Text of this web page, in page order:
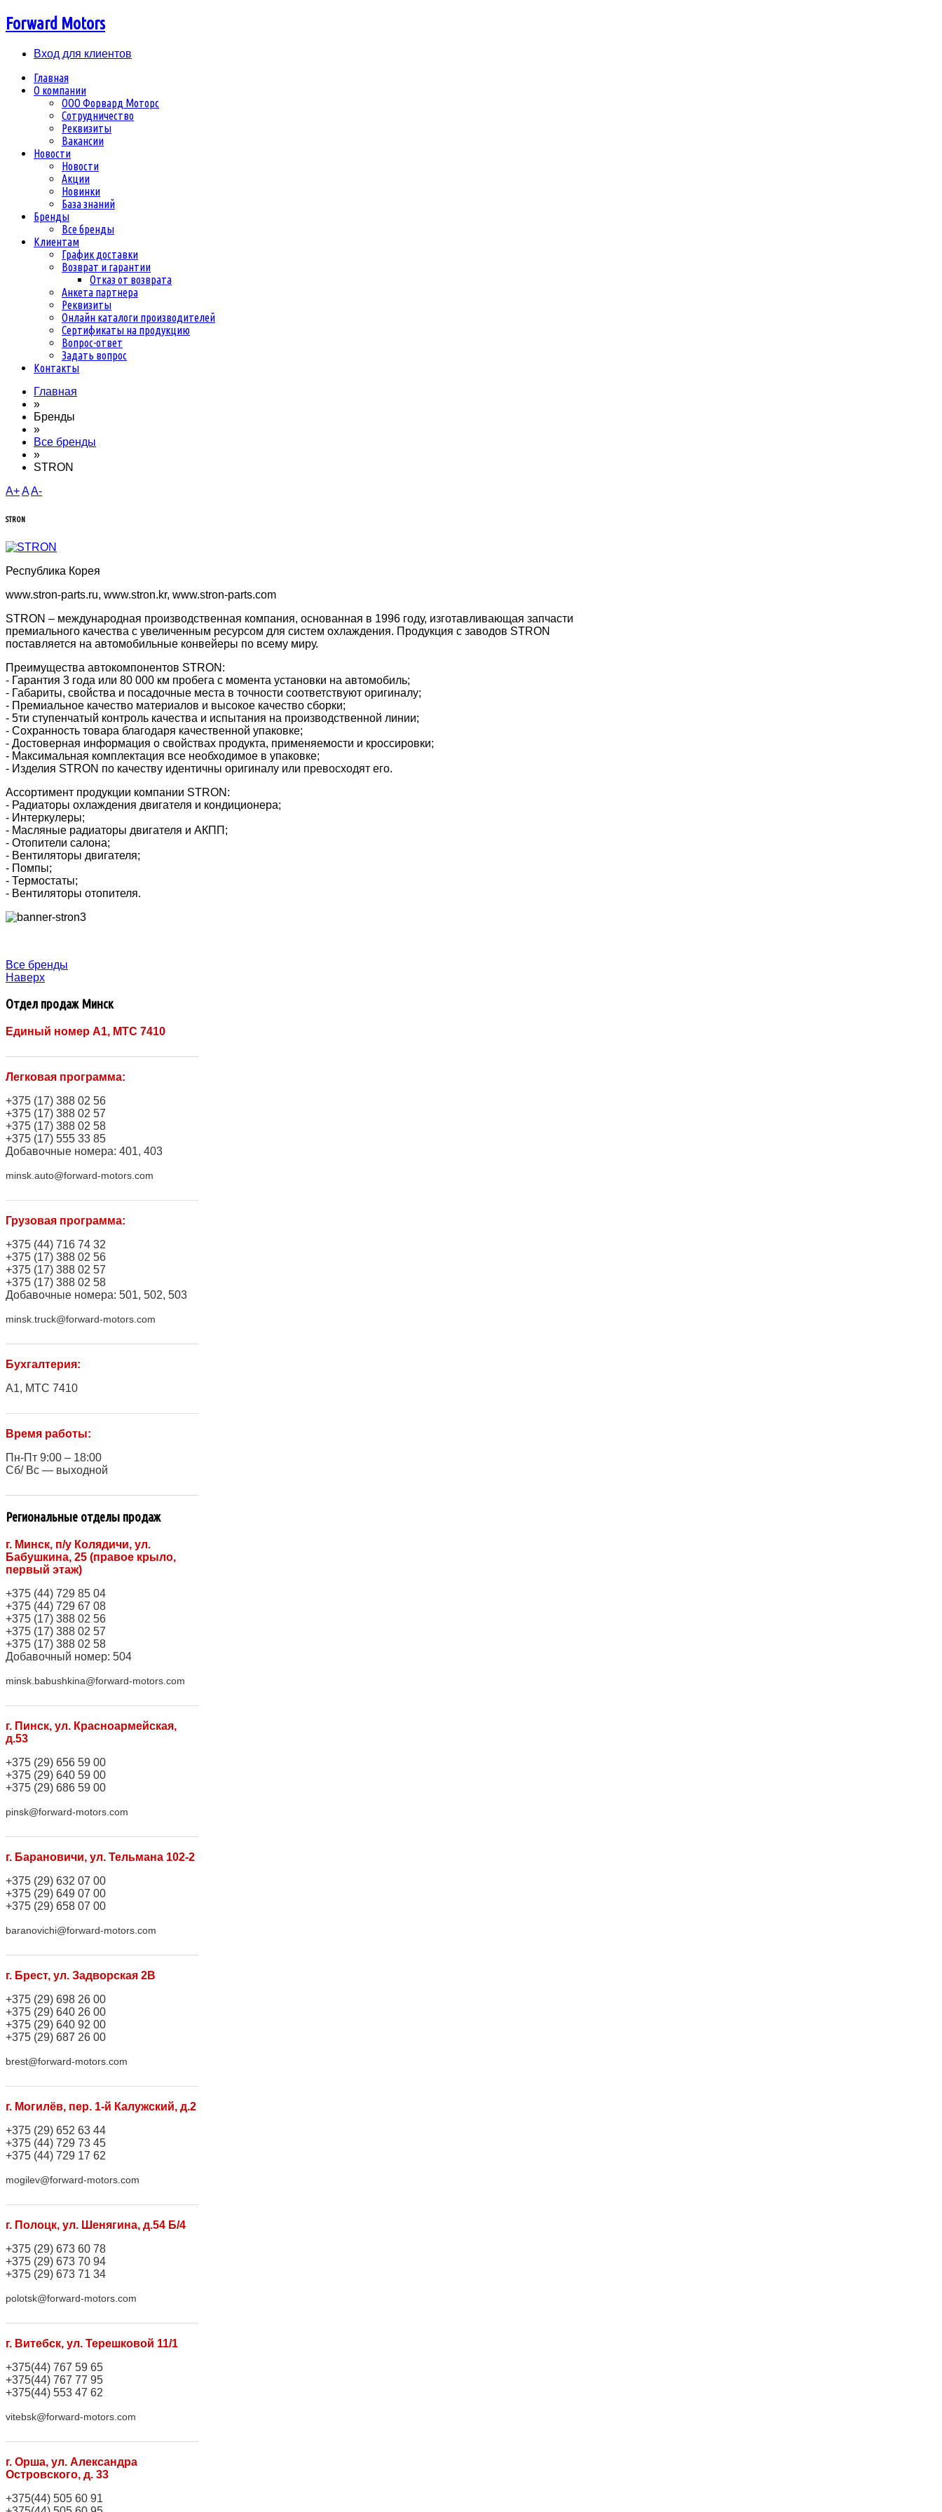
Forward Motors
Вход для клиентов
Главная
О компании
ООО Форвард Моторс
Сотрудничество
Реквизиты
Вакансии
Новости
Новости
Акции
Новинки
База знаний
Бренды
Все бренды
Клиентам
График доставки
Возврат и гарантии
Отказ от возврата
Анкета партнера
Реквизиты
Онлайн каталоги производителей
Сертификаты на продукцию
Вопрос-ответ
Задать вопрос
Контакты
Главная
»
Бренды
»
Все бренды
»
STRON
A+AA-
STRON
Республика Корея
www.stron-parts.ru, www.stron.kr, www.stron-parts.com
STRON – международная производственная компания, основанная в 1996 году, изготавливающая запчасти
премиального качества с увеличенным ресурсом для систем охлаждения. Продукция с заводов STRON
поставляется на автомобильные конвейеры по всему миру.
Преимущества автокомпонентов STRON:
- Гарантия 3 года или 80 000 км пробега с момента установки на автомобиль;
- Габариты, свойства и посадочные места в точности соответствуют оригиналу;
- Премиальное качество материалов и высокое качество сборки;
- 5ти ступенчатый контроль качества и испытания на производственной линии;
- Сохранность товара благодаря качественной упаковке;
- Достоверная информация о свойствах продукта, применяемости и кроссировки;
- Максимальная комплектация все необходимое в упаковке;
- Изделия STRON по качеству идентичны оригиналу или превосходят его.
Ассортимент продукции компании STRON:
- Радиаторы охлаждения двигателя и кондиционера;
- Интеркулеры;
- Масляные радиаторы двигателя и АКПП;
- Отопители салона;
- Вентиляторы двигателя;
- Помпы;
- Термостаты;
- Вентиляторы отопителя.
Все бренды
Наверх
Отдел продаж Минск
Единый номер A1, МТС 7410
Легковая программа:
+375 (17) 388 02 56
+375 (17) 388 02 57
+375 (17) 388 02 58
+375 (17) 555 33 85
Добавочные номера: 401, 403
minsk.auto@forward-motors.com
Грузовая программа:
+375 (44) 716 74 32
+375 (17) 388 02 56
+375 (17) 388 02 57
+375 (17) 388 02 58
Добавочные номера: 501, 502, 503
minsk.truck@forward-motors.com
Бухгалтерия:
A1, МТС 7410
Время работы:
Пн-Пт 9:00 – 18:00
Сб/ Вс — выходной
Региональные отделы продаж
г. Минск, п/у Колядичи, ул.
Бабушкина, 25 (правое крыло,
первый этаж)
+375 (44) 729 85 04
+375 (44) 729 67 08
+375 (17) 388 02 56
+375 (17) 388 02 57
+375 (17) 388 02 58
Добавочный номер: 504
minsk.babushkina@forward-motors.com
г. Пинск, ул. Красноармейская,
д.53
+375 (29) 656 59 00
+375 (29) 640 59 00
+375 (29) 686 59 00
pinsk@forward-motors.com
г. Барановичи, ул. Тельмана 102-2
+375 (29) 632 07 00
+375 (29) 649 07 00
+375 (29) 658 07 00
baranovichi@forward-motors.com
г. Брест, ул. Задворская 2В
+375 (29) 698 26 00
+375 (29) 640 26 00
+375 (29) 640 92 00
+375 (29) 687 26 00
brest@forward-motors.com
г. Могилёв, пер. 1-й Калужский, д.2
+375 (29) 652 63 44
+375 (44) 729 73 45
+375 (44) 729 17 62
mogilev@forward-motors.com
г. Полоцк, ул. Шенягина, д.54 Б/4
+375 (29) 673 60 78
+375 (29) 673 70 94
+375 (29) 673 71 34
polotsk@forward-motors.com
г. Витебск, ул. Терешковой 11/1
+375(44) 767 59 65
+375(44) 767 77 95
+375(44) 553 47 62
vitebsk@forward-motors.com
г. Орша, ул. Александра
Островского, д. 33
+375(44) 505 60 91